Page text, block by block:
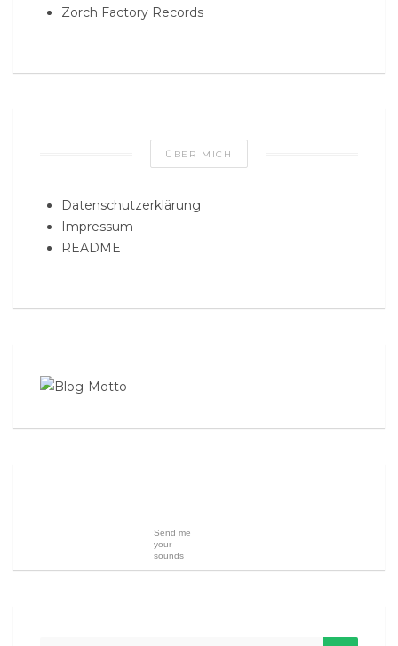
Zorch Factory Records
ÜBER MICH
Datenschutzerklärung
Impressum
README
Send me
your
sounds